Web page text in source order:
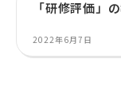
「研修評価」
2022年6月7日